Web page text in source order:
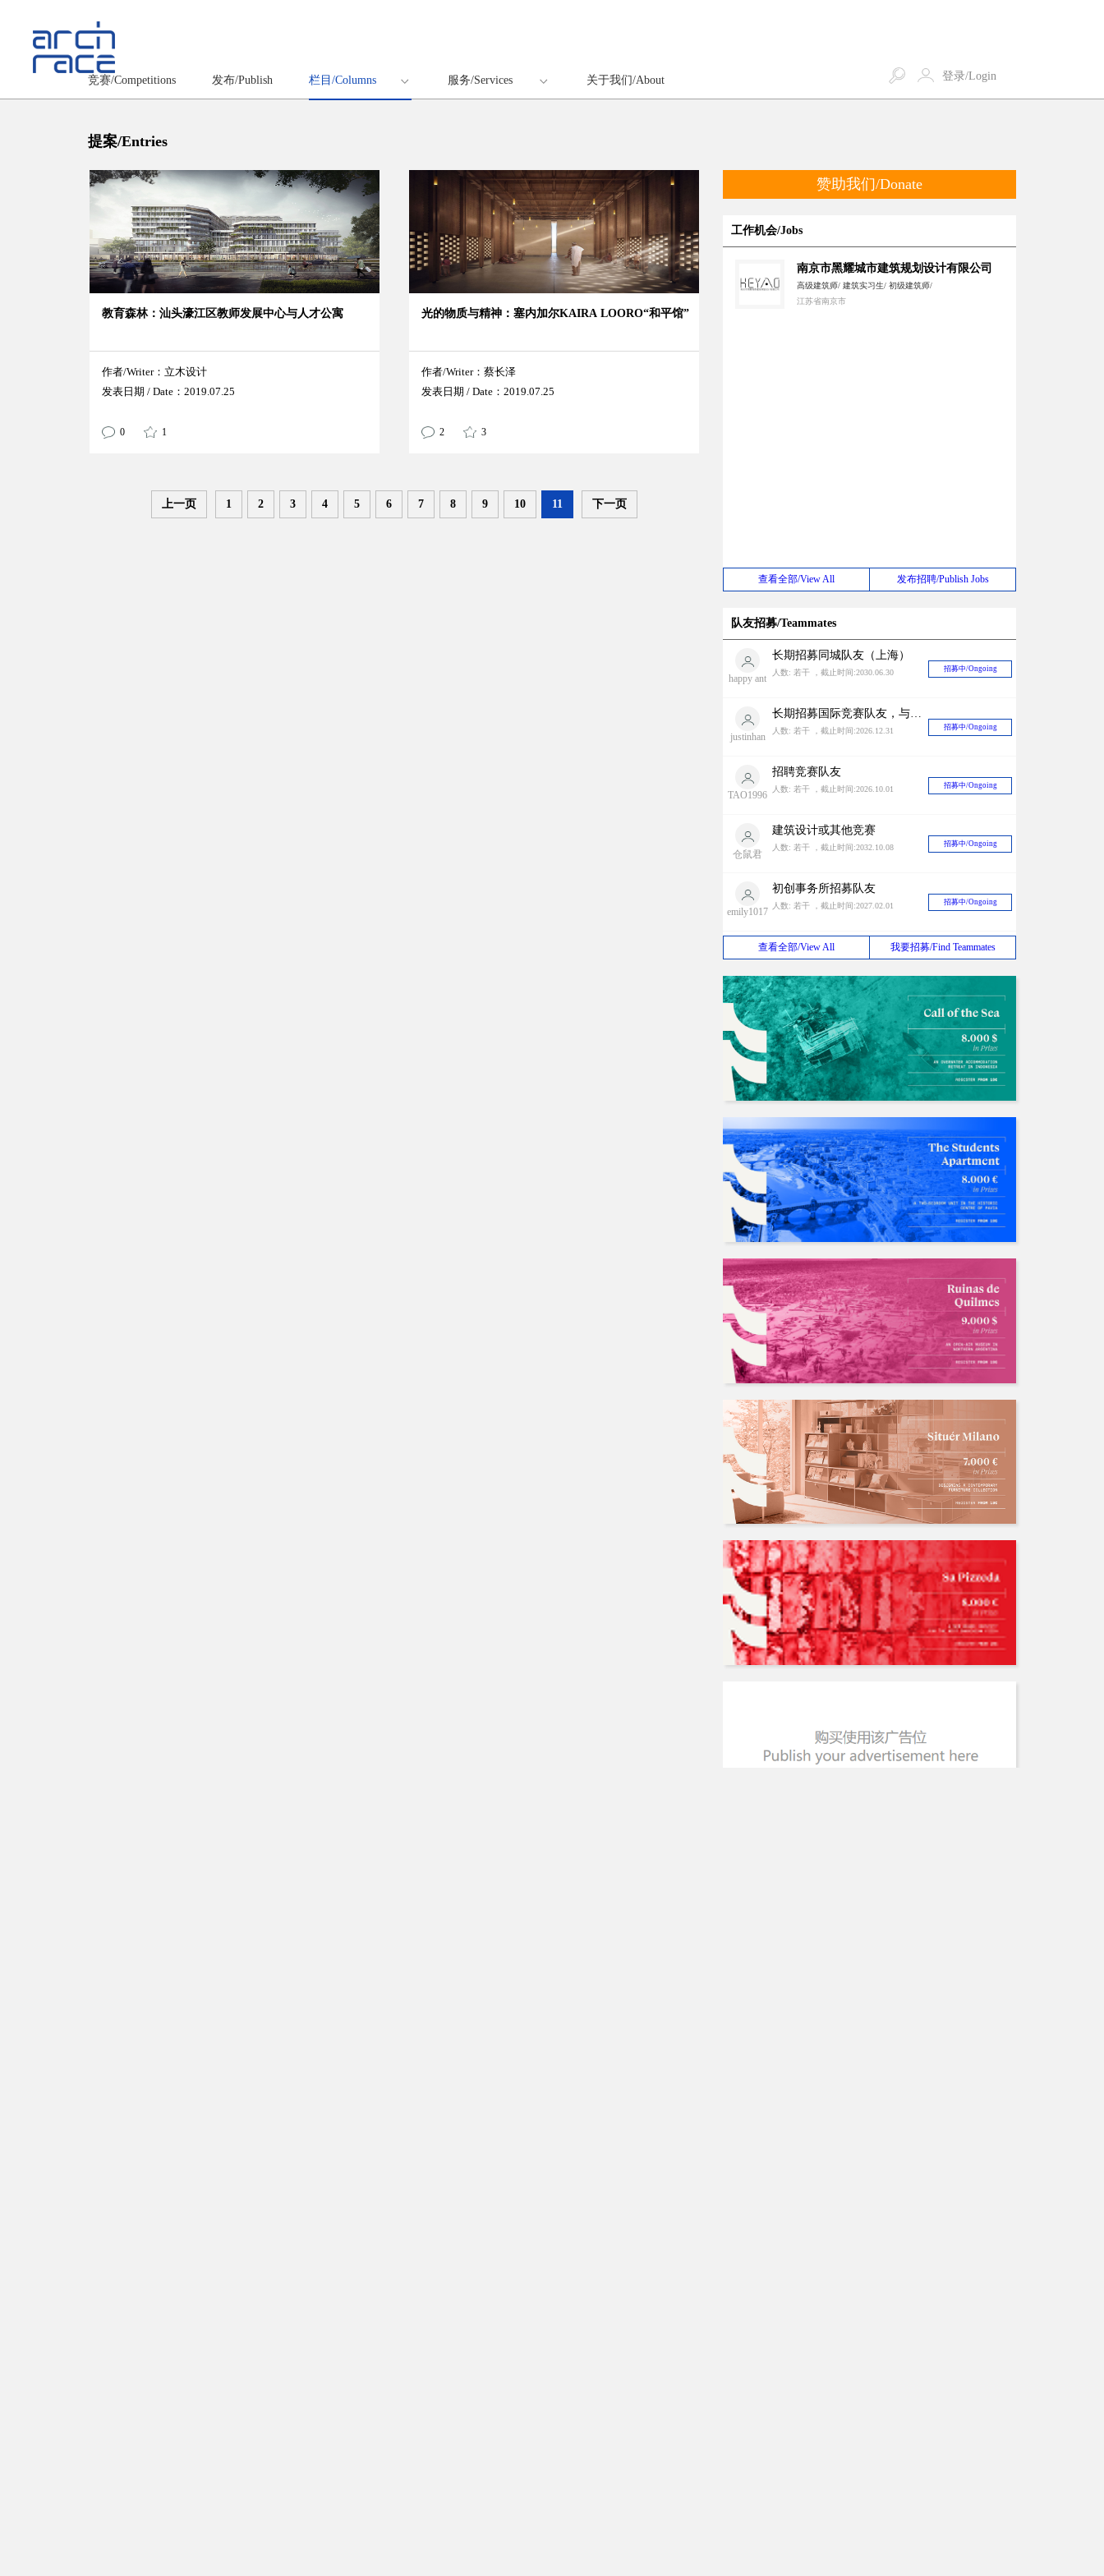
竞赛/Competitions 发布/Publish 栏目/Columns 服务/Services 关于我们/About 登录/Login
提案/Entries
教育森林：汕头濠江区教师发展中心与人才公寓
作者/Writer：立木设计
发表日期 / Date：2019.07.25
0 1
光的物质与精神：塞内加尔KAIRA LOORO“和平馆”
作者/Writer：蔡长泽
发表日期 / Date：2019.07.25
2 3
上一页 1 2 3 4 5 6 7 8 9 10 11 下一页
赞助我们/Donate
工作机会/Jobs
南京市黑耀城市建筑规划设计有限公司
高级建筑师/ 建筑实习生/ 初级建筑师/
江苏省南京市
查看全部/View All 发布招聘/Publish Jobs
队友招募/Teammates
happy ant
长期招募同城队友（上海）
人数: 若干 ，截止时间:2030.06.30 招募中/Ongoing
justinhan
长期招募国际竞赛队友，与国内外很多zbf有稳定关系中奖率有一定保障！
人数: 若干 ，截止时间:2026.12.31 招募中/Ongoing
TAO1996
招聘竞赛队友
人数: 若干 ，截止时间:2026.10.01 招募中/Ongoing
仓鼠君
建筑设计或其他竞赛
人数: 若干 ，截止时间:2032.10.08 招募中/Ongoing
emily1017
初创事务所招募队友
人数: 若干 ，截止时间:2027.02.01 招募中/Ongoing
甲级设计院长期寻找竞赛合作对象
招募中/Ongoing
peijunfei
海外设计团队BD合作
人数: 若干 ，截止时间:2030.03.12 招募中/Ongoing
wzq191315
设计师组队
人数: 若干 ，截止时间:2027.08.15 招募中/Ongoing
山清
人数: 若干 ，截止时间:2038.01.19 招募中/Ongoing
不存在的
人
国内外竞赛长期招队友
人数: 若干 ，截止时间:2028.04.06 招募中/Ongoing
查看全部/View All 我要招募/Find Teammates